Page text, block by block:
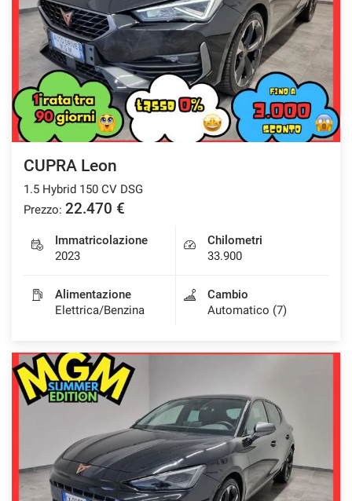
CUPRA Leon
1.5 Hybrid 150 CV DSG
Prezzo: 22.470 €
Immatricolazione
2023
Chilometri
33.900
Alimentazione
Elettrica/Benzina
Cambio
Automatico (7)